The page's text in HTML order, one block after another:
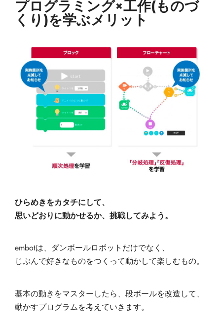
プログラミング×工作(ものづ
くり)を学ぶメリット
ひらめきをカタチにして、
思いどおりに動かせるか、 挑戦してみよう。
embotは、ダンボールロボットだけでなく、
じぶんで好きなものをつくって動かして楽しむもの。
基本の動きをマスターしたら、段ボールを改造して、
動かすプログラムを考えていきます。